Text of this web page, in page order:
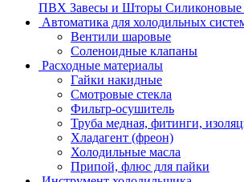
ПВХ Завесы и Шторы Силиконовые
Автоматика для холодильных
Вентили шаровые
Соленоидные клапаны
Расходные материалы
Гайки накидные
Смотровые стекла
Фильтр-осушитель
Труба медная, фитинги,
Хладагент (фреон)
Холодильные масла
Припой, флюс для пайки